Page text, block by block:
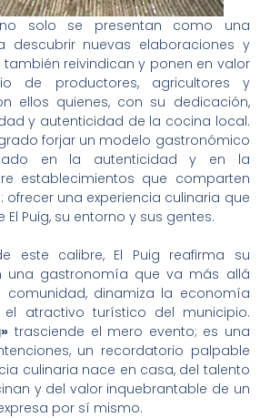
solo se presentan como una
descubrir nuevas elaboraciones y
también reivindican y ponen en valor
de productores, agricultores y
ellos quienes, con su dedicación,
y autenticidad de la cocina local.
forjar un modelo gastronómico
en la autenticidad y en la
establecimientos que comparten
ofrecer una experiencia culinaria que
Puig, su entorno y sus gentes.
este calibre, El Puig reafirma su
una gastronomía que va más allá
comunidad, dinamiza la economía
atractivo turístico del municipio.
trasciende el mero evento; es una
un recordatorio palpable
culinaria nace en casa, del talento
y del valor inquebrantable de un
por sí mismo.